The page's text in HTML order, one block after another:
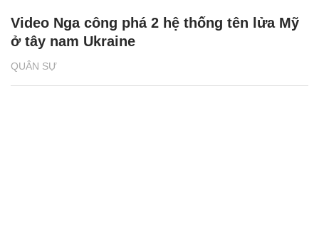
QUÂN SỰ
Video Nga công phá 2 hệ thống tên lửa Mỹ
ở tây nam Ukraine